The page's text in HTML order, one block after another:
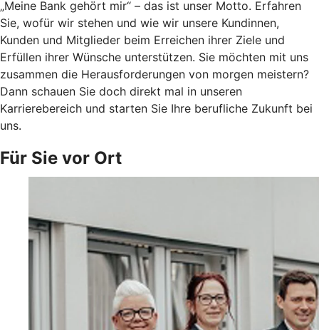
„Meine Bank gehört mir“ – das ist unser Motto. Erfahren
Sie, wofür wir stehen und wie wir unsere Kundinnen,
Kunden und Mitglieder beim Erreichen ihrer Ziele und
Erfüllen ihrer Wünsche unterstützen. Sie möchten mit uns
zusammen die Herausforderungen von morgen meistern?
Dann schauen Sie doch direkt mal in unseren
Karrierebereich und starten Sie Ihre berufliche Zukunft bei
uns.
Für Sie vor Ort